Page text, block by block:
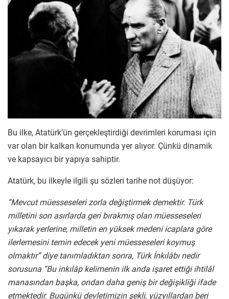
Bu ilke, Atatürk’ün gerçekleştirdiği devrimleri koruması için
var olan bir kalkan konumunda yer alıyor. Çünkü dinamik
ve kapsayıcı bir yapıya sahiptir.
Atatürk, bu ilkeyle ilgili şu sözleri tarihe not düşüyor:
“Mevcut müesseseleri zorla değiştirmek demektir. Türk
milletini son asırlarda geri bırakmış olan müesseseleri
yıkarak yerlerine, milletin en yüksek medeni icaplara göre
ilerlemesini temin edecek yeni müesseseleri koymuş
olmaktır” diye tanımladıktan sonra, Türk İnkılâbı nedir
sorusuna “Bu inkılâp kelimenin ilk anda işaret ettiği ihtilâl
manasından başka, ondan daha geniş bir değişikliği ifade
etmektedir. Bugünkü devletimizin şekli, yüzyıllardan beri